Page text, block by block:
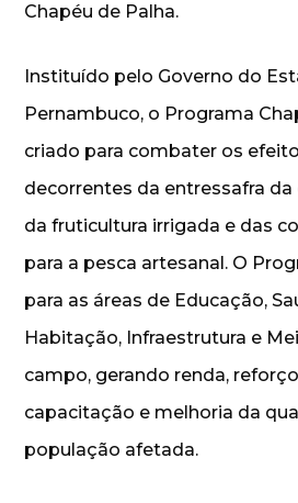
Chapéu de Palha.
Instituído pelo Governo do
Pernambuco, o Programa
criado para combater os
decorrentes da entressafra da
da fruticultura irrigada e das
para a pesca artesanal. O
para as áreas de Educação,
Habitação, Infraestrutura e
campo, gerando renda,
capacitação e melhoria da
população afetada.